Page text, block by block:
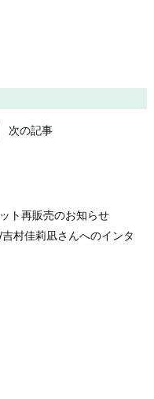
次の記事
ト再販売のお知らせ
村佳莉凪さんへのインタ